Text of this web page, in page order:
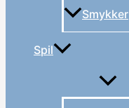
Smykker
Spil